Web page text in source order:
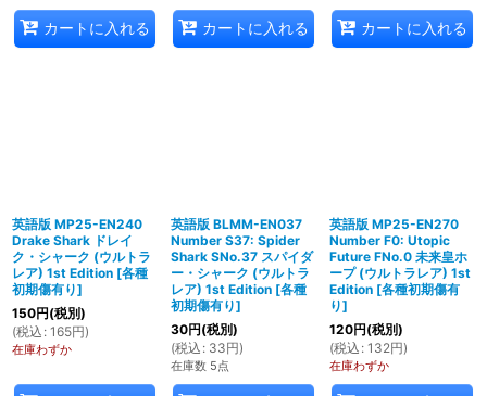
カートに入れる カートに入れる カートに入れる
英語版 MP25-EN240
Drake Shark ドレイ
ク・シャーク (ウルトラ
レア) 1st Edition [各種
初期傷有り]
150円(税別)
(税込 : 165円)
在庫わずか
英語版 BLMM-EN037
Number S37: Spider
Shark SNo.37 スパイダ
ー・シャーク (ウルトラ
レア) 1st Edition [各種
初期傷有り]
30円(税別)
(税込 : 33円)
在庫数 5点
英語版 MP25-EN270
Number F0: Utopic
Future FNo.0 未来皇ホ
ープ (ウルトラレア) 1st
Edition [各種初期傷有
り]
120円(税別)
(税込 : 132円)
在庫わずか